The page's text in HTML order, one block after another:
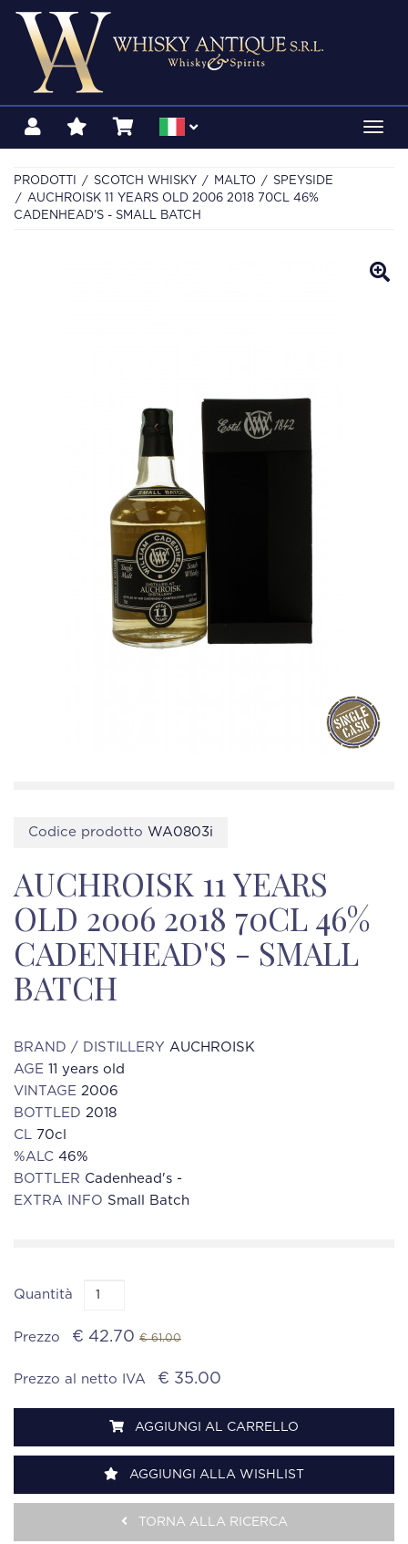
PRODOTTI SCOTCH WHISKY MALTO
SPEYSIDE
AUCHROISK 11 YEARS OLD 2006 2018 70CL 46%
CADENHEAD'S - SMALL BATCH
Codice prodotto WA0803i
AUCHROISK 11 YEARS
OLD 2006 2018 70CL 46%
CADENHEAD'S - SMALL
BATCH
BRAND / DISTILLERY AUCHROISK
AGE 11 years old
VINTAGE 2006
BOTTLED 2018
CL 70cl
%ALC 46%
BOTTLER Cadenhead's -
EXTRA INFO Small Batch
Quantità
Prezzo € 42.70 € 61.00
Prezzo al netto IVA € 35.00
AGGIUNGI AL CARRELLO
AGGIUNGI ALLA WISHLIST
TORNA ALLA RICERCA